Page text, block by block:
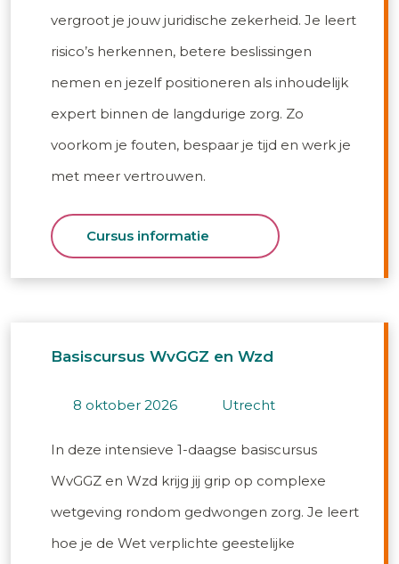
vergroot je jouw juridische zekerheid. Je leert
risico’s herkennen, betere beslissingen
nemen en jezelf positioneren als inhoudelijk
expert binnen de langdurige zorg. Zo
voorkom je fouten, bespaar je tijd en werk je
met meer vertrouwen.
Cursus informatie
Basiscursus WvGGZ en Wzd
8 oktober 2026 utrecht
In deze intensieve 1-daagse basiscursus
WvGGZ en Wzd krijg jij grip op complexe
wetgeving rondom gedwongen zorg. Je leert
hoe je de Wet verplichte geestelijke